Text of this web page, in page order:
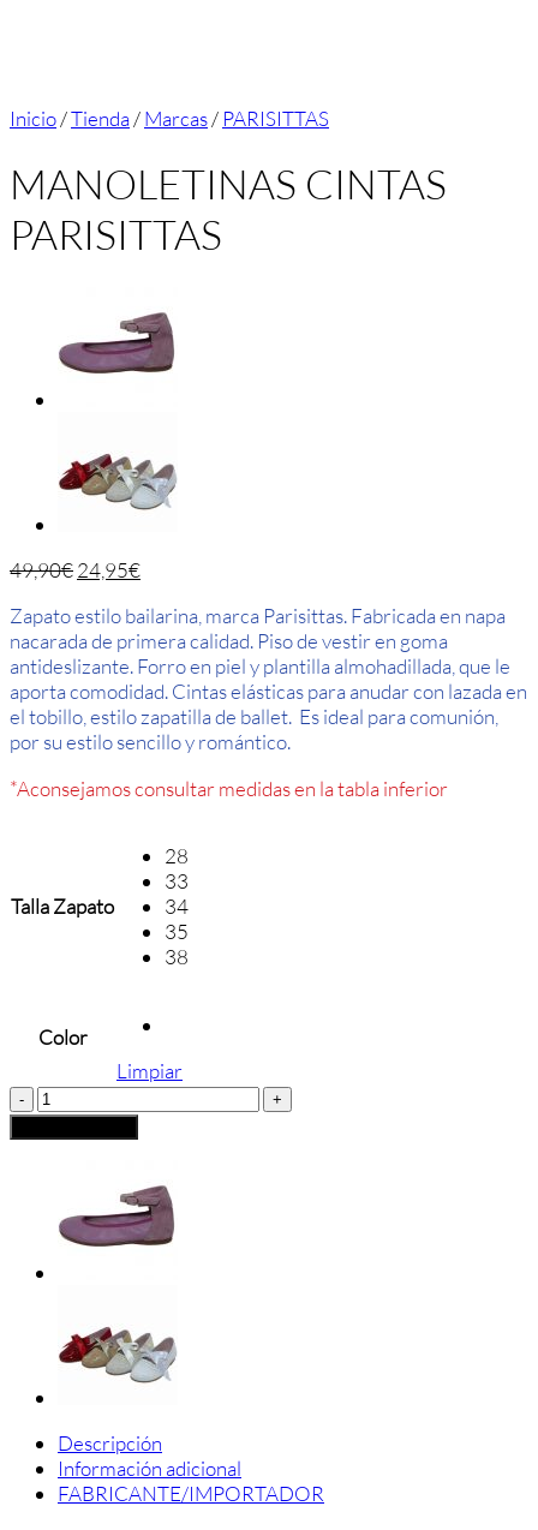
Inicio/Tienda/Marcas/ PARISITTAS
MANOLETINAS CINTAS
PARISITTAS
49,90€24,95€
Zapato estilo bailarina, marca Parisittas. Fabricada en napa
nacarada de primera calidad. Piso de vestir en goma
antideslizante. Forro en piel y plantilla almohadillada, que le
aporta comodidad. Cintas elásticas para anudar con lazada en
el tobillo, estilo zapatilla de ballet. Es ideal para comunión,
por su estilo sencillo y romántico.
*Aconsejamos consultar medidas en la tabla inferior
Talla Zapato
28
33
34
35
38
Color
Limpiar
MANOLETINAS
CINTAS
PARISITTAS
Descripción
Información adicional
FABRICANTE/IMPORTADOR